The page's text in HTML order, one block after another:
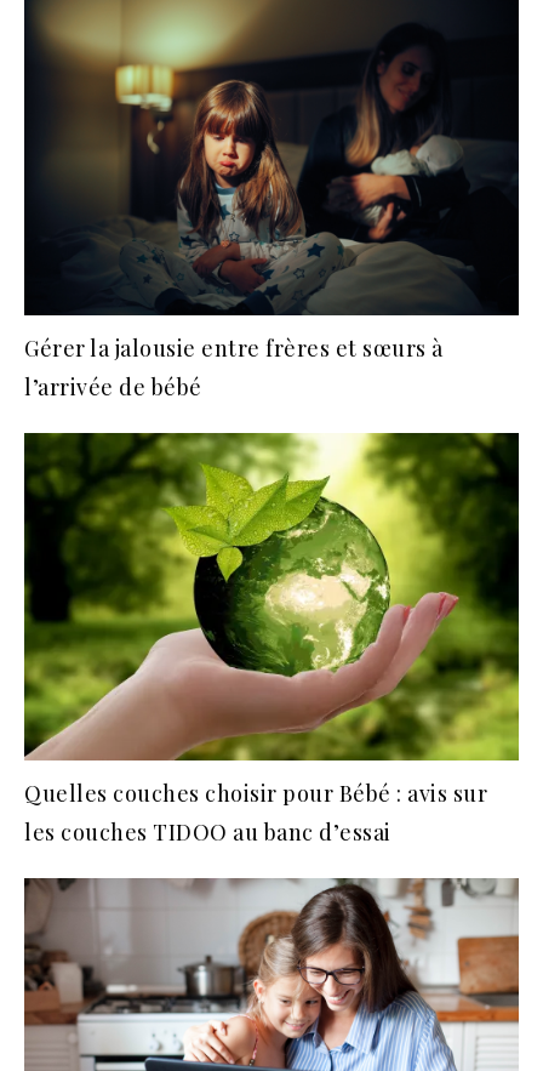
Gérer la jalousie entre frères et sœurs à
l’arrivée de bébé
Quelles couches choisir pour Bébé : avis sur
les couches TIDOO au banc d’essai